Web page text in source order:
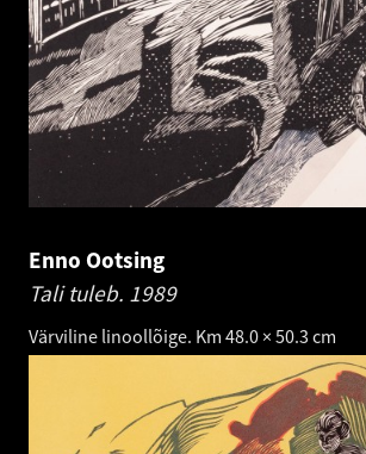
Enno Ootsing
Tali tuleb. 1989
Värviline linoollõige. Km 48.0 × 50.3 cm